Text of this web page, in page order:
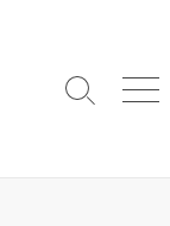
Search